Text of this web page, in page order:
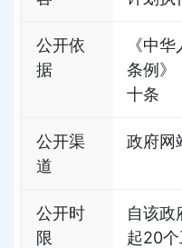
公开依
据
《中
条例》
十条
公开渠
道
政府网
公开时
限
自该政
起20